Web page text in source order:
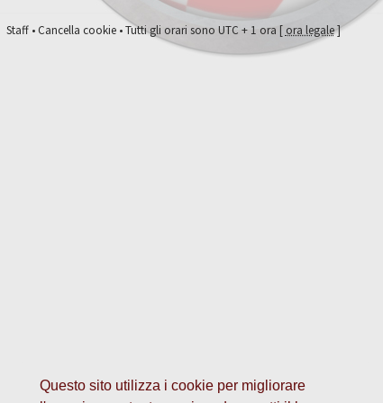
Questo sito utilizza i cookie per migliorare
Staff•Cancella cookie• Tutti gli orari sono UTC + 1 ora [ ora legale]